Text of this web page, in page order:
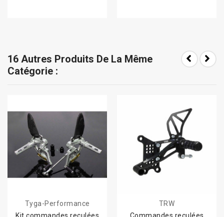
16 Autres Produits De La Même
Catégorie :
Tyga-Performance
Kit commandes reculées
TRW
Commandes reculées